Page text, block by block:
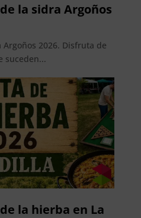
la sidra Argoños
2026. Disfruta de
suceden...
la hierba en La